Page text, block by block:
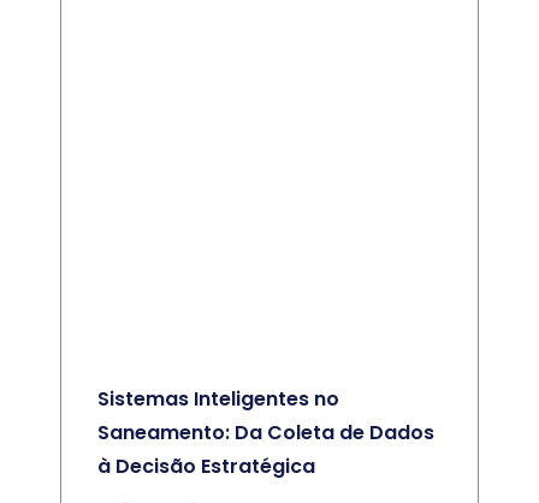
Sistemas Inteligentes no
Saneamento: Da Coleta de Dados
à Decisão Estratégica